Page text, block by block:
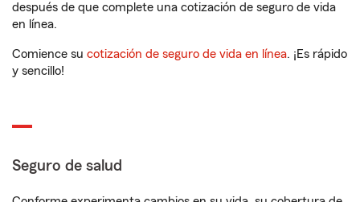
después de que complete una cotización de seguro de vida
en línea.
Comience su cotización de seguro de vida en línea. ¡Es rápido
y sencillo!
Seguro de salud